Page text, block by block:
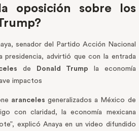
oposición sobre los
senador del Partido Acción Nacional
presidencia, advirtió que con la entrada
de Donald Trump la economía
impactos
aranceles generalizados a México de
con claridad, la economía mexicana
explicó Anaya en un video difundido